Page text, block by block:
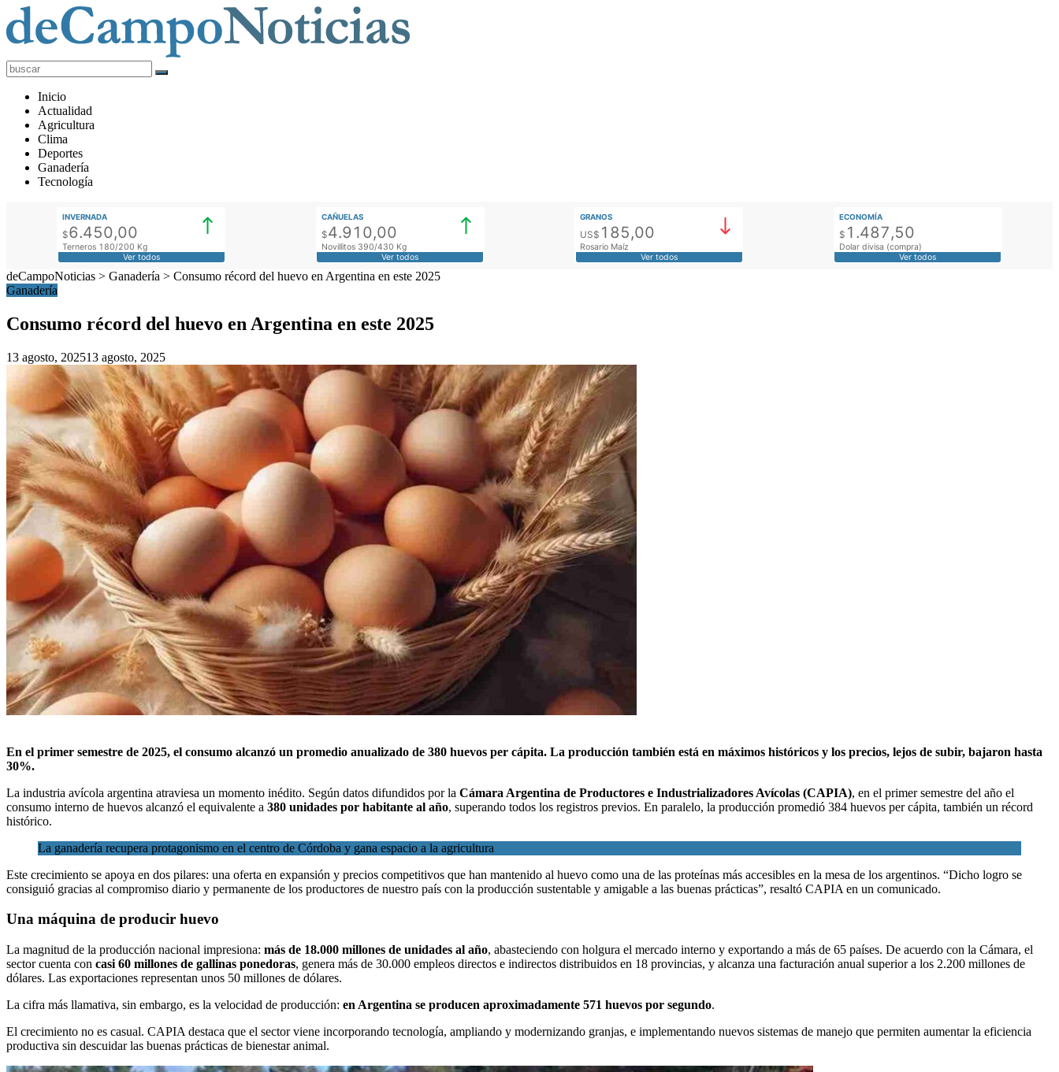
deCampoNoticias
Actualidad
Agropecuaria
Inicio
Actualidad
Agricultura
Clima
Deportes
Ganadería
Tecnología
INVERNADA
$6.450,00
Terneros 180/200 Kg
Ver todos
CAÑUELAS
$4.910,00
Novillitos 390/430 Kg
Ver todos
GRANOS
US$ 185,00
Rosario Maíz
Ver todos
ECONOMÍA
$ 1.487,50
Dolar divisa (compra)
Ver todos
deCampoNoticias > Ganadería > Consumo récord del huevo en Argentina en este 2025
Ganadería
Consumo récord del huevo en Argentina en este 2025
13 agosto, 202513 agosto, 2025
En el primer semestre de 2025, el consumo alcanzó un promedio anualizado de 380 huevos per cápita. La producción también está en máximos históricos y los precios, lejos de subir, bajaron hasta
30%.
La industria avícola argentina atraviesa un momento inédito. Según datos difundidos por la Cámara Argentina de Productores e Industrializadores Avícolas (CAPIA), en el primer semestre del año el
consumo interno de huevos alcanzó el equivalente a 380 unidades por habitante al año, superando todos los registros previos. En paralelo, la producción promedió 384 huevos per cápita, también un récord
histórico.
La ganadería recupera protagonismo en el centro de Córdoba y gana espacio a la agricultura
Este crecimiento se apoya en dos pilares: una oferta en expansión y precios competitivos que han mantenido al huevo como una de las proteínas más accesibles en la mesa de los argentinos. “Dicho logro se
consiguió gracias al compromiso diario y permanente de los productores de nuestro país con la producción sustentable y amigable a las buenas prácticas”, resaltó CAPIA en un comunicado.
Una máquina de producir huevo
La magnitud de la producción nacional impresiona: más de 18.000 millones de unidades al año, abasteciendo con holgura el mercado interno y exportando a más de 65 países. De acuerdo con la Cámara, el
sector cuenta con casi 60 millones de gallinas ponedoras, genera más de 30.000 empleos directos e indirectos distribuidos en 18 provincias, y alcanza una facturación anual superior a los 2.200 millones de
dólares. Las exportaciones representan unos 50 millones de dólares.
La cifra más llamativa, sin embargo, es la velocidad de producción: en Argentina se producen aproximadamente 571 huevos por segundo.
El crecimiento no es casual. CAPIA destaca que el sector viene incorporando tecnología, ampliando y modernizando granjas, e implementando nuevos sistemas de manejo que permiten aumentar la eficiencia
productiva sin descuidar las buenas prácticas de bienestar animal.